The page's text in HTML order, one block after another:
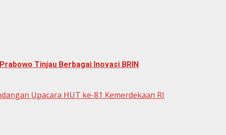
Tinjau Berbagai Inovasi BRIN
Upacara HUT ke-81 Kemerdekaan RI